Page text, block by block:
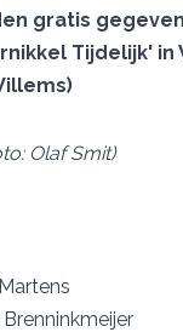
gratis
Tijdelijk'
Olaf Smit)